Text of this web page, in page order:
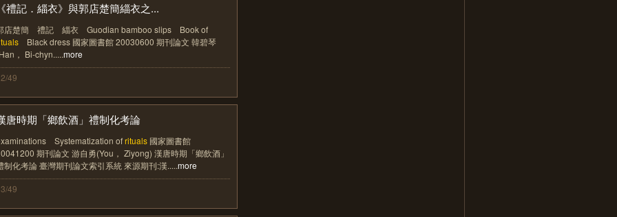
禮記．緇衣》與郭店楚簡緇衣之...
店楚簡 禮記 緇衣 Guodian bamboo slips Book of
Black dress 國家圖書館 20030600 期刊論文 韓碧琴
， Bi-chyn.....more
49
唐時期「鄉飲酒」禮制化考論
Systematization ofrituals 國家圖書館
期刊論文 游自勇(You， Ziyong) 漢唐時期「鄉飲酒」
制化考論 臺灣期刊論文索引系統 來源期刊:漢.....more
49